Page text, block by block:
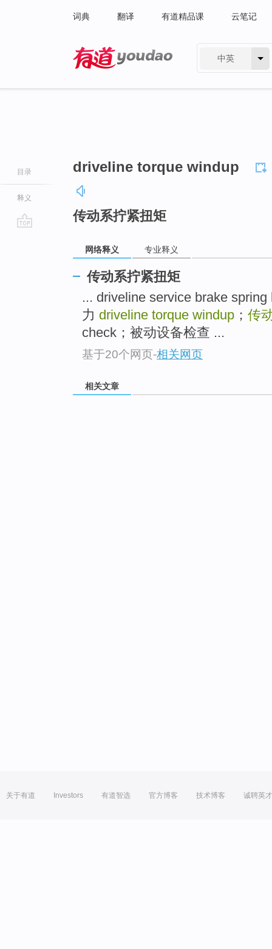
词典 翻译 有道精品课 云笔记
中英
目录
释义
driveline torque windup
传动系拧紧扭矩
网络释义 专业释义
传动系拧紧扭矩
... driveline service brake
力 driveline torque windup ； 传
check；被动设备检查 ...
基于20个网页-相关网页
相关文章
关于有道 Investors 有道智选 官方博客 技术博客 诚聘英才